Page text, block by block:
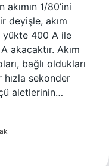
1/80’ini
deyişle, akım
yükte 400 A ile
akacaktır. Akım
bağlı oldukları
hızla sekonder
aletlerinin…